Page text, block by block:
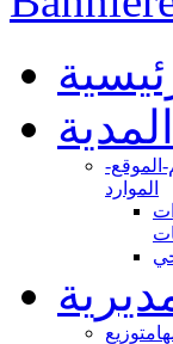
المدية
الموقع-
الموارد
توزيع